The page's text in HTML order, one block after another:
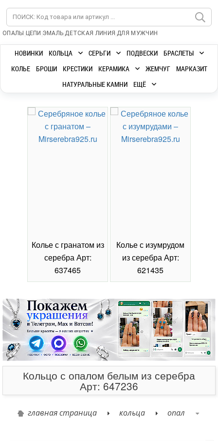
ОПАЛЫ | ЦЕПИ |ЭМАЛЬ|ДЕТСКАЯ ЛИНИЯ |ДЛЯ МУЖЧИН
НОВИНКИ КОЛЬЦА СЕРЬГИ ПОДВЕСКИ
БРАСЛЕТЫ
КОЛЬЕ
БРОШИ КРЕСТИКИ КЕРАМИКА ЖЕМЧУГ
МАРКАЗИТ
НАТУРАЛЬНЫЕ КАМНИ
ЕЩЁ
Колье с гранатом из
серебра Арт:
637465
Колье с изумрудом
из серебра Арт:
621435
Кольцо с опалом белым из серебра
Арт: 647236
главная страница кольца опал